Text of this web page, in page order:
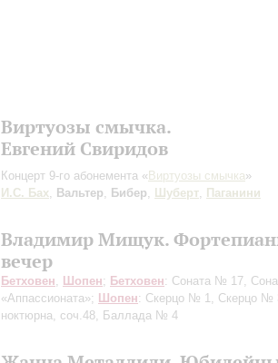
Виртуозы смычка.
Евгений Свиридов
Концерт 9-го абонемента « Виртуозы смычка»
И.С. Бах, Вальтер, Бибер, Шуберт, Паганини
Владимир Мищук.
вечер
Бетховен, Шопен; Бетховен: Соната № 17,
«Аппассионата»; Шопен: Скерцо № 1, Скерцо №
ноктюрна, соч.48, Баллада № 4